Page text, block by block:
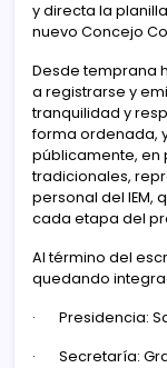
y directa la
nuevo Concejo
Desde temprana
a registrarse y
tranquilidad y
forma ordenada,
públicamente, en
tradicionales,
personal del IEM,
cada etapa del
Al término del
quedando
· Presidencia:
· Secretaría: